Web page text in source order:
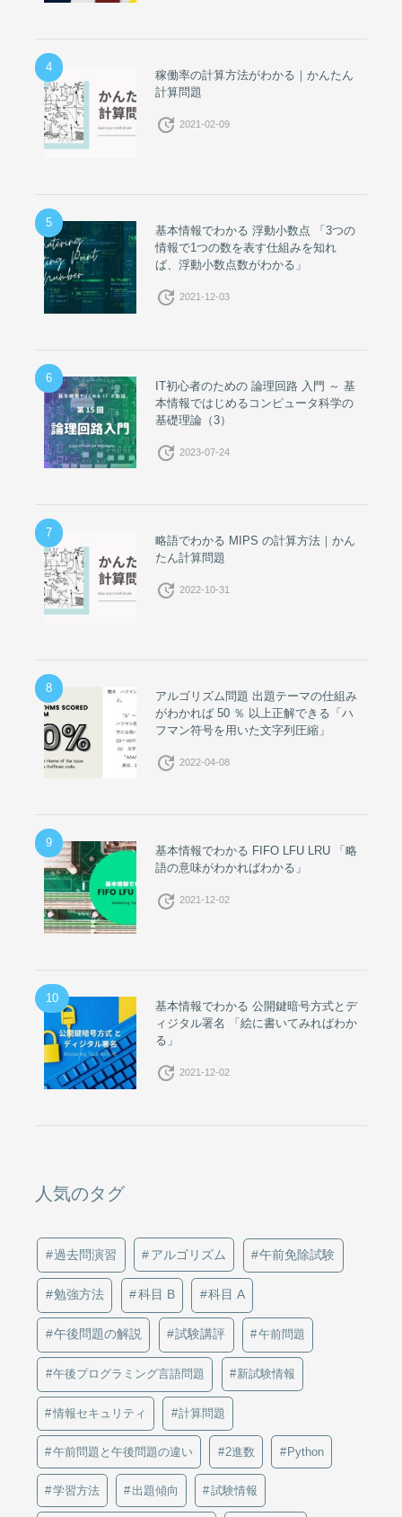
4
稼働率の計算方法がわかる｜かんたん
計算問題
update 2021-02-09
5
基本情報でわかる 浮動小数点 「3つの
情報で1つの数を表す仕組みを知れ
ば、浮動小数点数がわかる」
update 2021-12-03
6
IT初心者のための 論理回路 入門 ～ 基
本情報ではじめるコンピュータ科学の
基礎理論（3）
update 2023-07-24
7
略語でわかる MIPS の計算方法｜かん
たん計算問題
update 2022-10-31
8
アルゴリズム問題 出題テーマの仕組み
がわかれば 50 ％ 以上正解できる「ハ
フマン符号を用いた文字列圧縮」
update 2022-04-08
9
基本情報でわかる FIFO LFU LRU 「略
語の意味がわかればわかる」
update 2021-12-02
10
基本情報でわかる 公開鍵暗号方式とデ
ィジタル署名 「絵に書いてみればわか
る」
update 2021-12-02
人気のタグ
過去問演習 アルゴリズム 午前免除試験
勉強方法 科目 B 科目 A
午後問題の解説 試験講評 午前問題
午後プログラミング言語問題 新試験情報
情報セキュリティ 計算問題
午前問題と午後問題の違い 2進数 Python
学習方法 出題傾向 試験情報